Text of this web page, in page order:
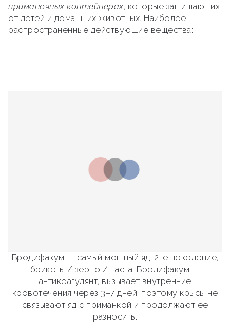
приманочных контейнерах, которые защищают их
от детей и домашних животных. Наиболее
распространённые действующие вещества:
Бродифакум — самый мощный яд, 2-е поколение,
брикеты / зерно / паста. Бродифакум —
антикоагулянт, вызывает внутренние
кровотечения через 3–7 дней. поэтому крысы не
связывают яд с приманкой и продолжают её
разносить.